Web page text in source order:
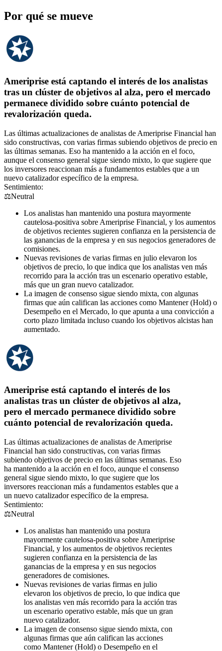
Por qué se mueve
Ameriprise está captando el interés de los analistas
tras un clúster de objetivos al alza, pero el mercado
permanece dividido sobre cuánto potencial de
revalorización queda.
Las últimas actualizaciones de analistas de Ameriprise Financial han
sido constructivas, con varias firmas subiendo objetivos de precio en
las últimas semanas. Eso ha mantenido a la acción en el foco,
aunque el consenso general sigue siendo mixto, lo que sugiere que
los inversores reaccionan más a fundamentos estables que a un
nuevo catalizador específico de la empresa.
Sentimiento:
⚖️Neutral
Los analistas han mantenido una postura mayormente
cautelosa-positiva sobre Ameriprise Financial, y los aumentos
de objetivos recientes sugieren confianza en la persistencia de
las ganancias de la empresa y en sus negocios generadores de
comisiones.
Nuevas revisiones de varias firmas en julio elevaron los
objetivos de precio, lo que indica que los analistas ven más
recorrido para la acción tras un escenario operativo estable,
más que un gran nuevo catalizador.
La imagen de consenso sigue siendo mixta, con algunas
firmas que aún califican las acciones como Mantener (Hold) o
Desempeño en el Mercado, lo que apunta a una convicción a
corto plazo limitada incluso cuando los objetivos alcistas han
aumentado.
Ameriprise está captando el interés de los
analistas tras un clúster de objetivos al alza,
pero el mercado permanece dividido sobre
cuánto potencial de revalorización queda.
Las últimas actualizaciones de analistas de Ameriprise
Financial han sido constructivas, con varias firmas
subiendo objetivos de precio en las últimas semanas. Eso
ha mantenido a la acción en el foco, aunque el consenso
general sigue siendo mixto, lo que sugiere que los
inversores reaccionan más a fundamentos estables que a
un nuevo catalizador específico de la empresa.
Sentimiento:
⚖️Neutral
Los analistas han mantenido una postura
mayormente cautelosa-positiva sobre Ameriprise
Financial, y los aumentos de objetivos recientes
sugieren confianza en la persistencia de las
ganancias de la empresa y en sus negocios
generadores de comisiones.
Nuevas revisiones de varias firmas en julio
elevaron los objetivos de precio, lo que indica que
los analistas ven más recorrido para la acción tras
un escenario operativo estable, más que un gran
nuevo catalizador.
La imagen de consenso sigue siendo mixta, con
algunas firmas que aún califican las acciones
como Mantener (Hold) o Desempeño en el